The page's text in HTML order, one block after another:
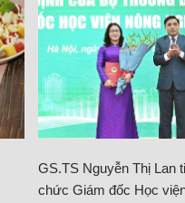
GS.TS Nguyễn Thị Lan
chức Giám đốc Học